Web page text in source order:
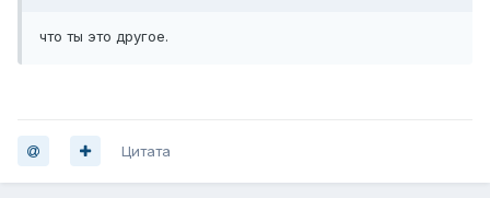
что ты это другое.
Цитата